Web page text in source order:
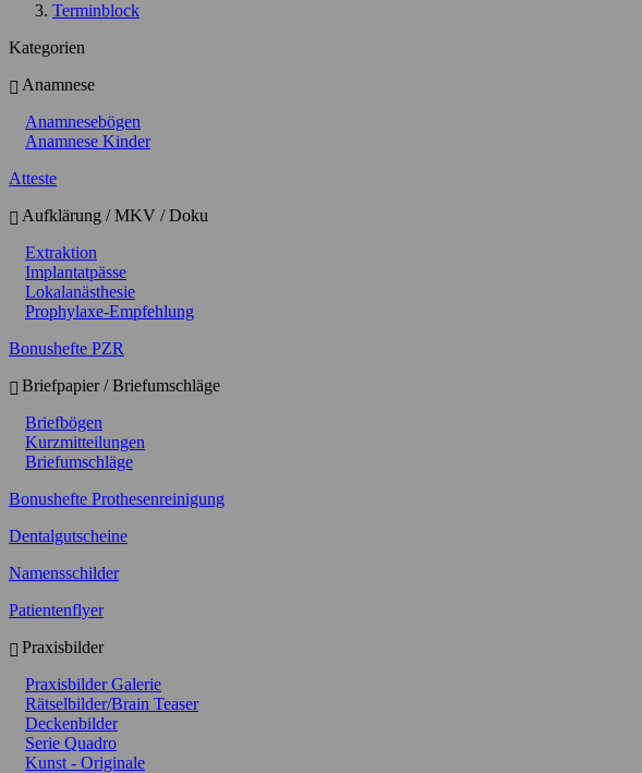
Terminblock
Kategorien
Anamnese
Anamnesebögen
Anamnese Kinder
Atteste
Aufklärung / MKV / Doku
Extraktion
Implantatpässe
Lokalanästhesie
Prophylaxe-Empfehlung
Bonushefte PZR
Briefpapier / Briefumschläge
Briefbögen
Kurzmitteilungen
Briefumschläge
Bonushefte Prothesenreinigung
Dentalgutscheine
Namensschilder
Patientenflyer
Praxisbilder
Praxisbilder Galerie
Rätselbilder/Brain Teaser
Deckenbilder
Serie Quadro
Kunst - Originale